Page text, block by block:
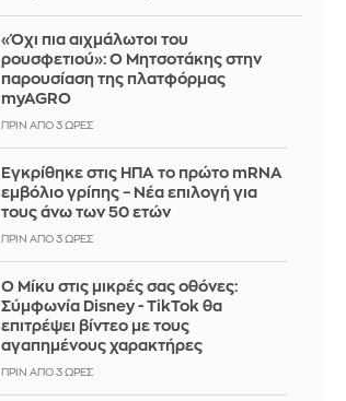
«Όχι πια αιχμάλωτοι του
ρουσφετιού»: Ο Μητσοτάκης στην
παρουσίαση της πλατφόρμας
myAGRO
ΠΡΙΝ ΑΠΌ 3 ΏΡΕΣ
Εγκρίθηκε στις ΗΠΑ το πρώτο mRNA
εμβόλιο γρίπης – Νέα επιλογή για
τους άνω των 50 ετών
ΠΡΙΝ ΑΠΌ 3 ΏΡΕΣ
Ο Μίκυ στις μικρές σας οθόνες:
Σύμφωνία Disney - TikTok θα
επιτρέψει βίντεο με τους
αγαπημένους χαρακτήρες
ΠΡΙΝ ΑΠΌ 3 ΏΡΕΣ